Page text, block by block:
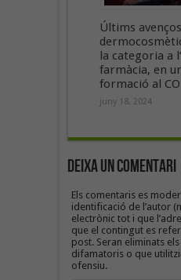
Últims
la categoria a
farmàcia, en
formació al
juny 18, 2024
Deixa un Comentari
Els comentaris es
identificació de l’autor
electrònic tot i que
que el contingut es
post. Seran eliminats
difamatoris o que
ofensiu.